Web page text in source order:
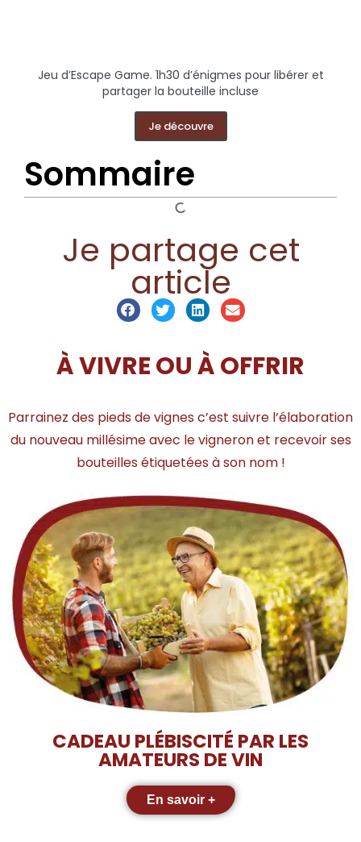
Jeu d’Escape Game. 1h30 d’énigmes pour libérer et
partager la bouteille incluse
Je découvre
Sommaire
Je partage cet
article
À VIVRE OU À OFFRIR
Parrainez des pieds de vignes c’est suivre l’élaboration
du nouveau millésime avec le vigneron et recevoir ses
bouteilles étiquetées à son nom !
CADEAU PLÉBISCITÉ PAR LES
AMATEURS DE VIN
En savoir +